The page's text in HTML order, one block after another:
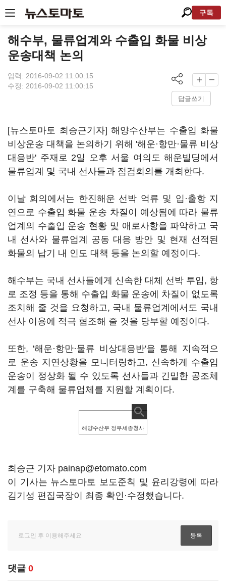
구독
해수부, 물류업계와 수출입 화물 비상
운송대책 논의
입력: 2016-09-02 11:00:15
수정: 2016-09-02 11:00:15
답글쓰기
[뉴스토마토 최승근기자] 해양수산부는 수출입 화물
비상운송 대책을 논의하기 위해 '해운·항만·물류 비상
대응반' 주재로 2일 오후 서울 여의도 해운빌딩에서
물류업계 및 국내 선사들과 점검회의를 개최한다.
이날 회의에서는 한진해운 선박 억류 및 입·출항 지
연으로 수출입 화물 운송 차질이 예상됨에 따라 물류
업계의 수출입 운송 현황 및 애로사항을 파악하고 국
내 선사와 물류업계 공동 대응 방안 및 현재 선적된
화물의 납기 내 인도 대책 등을 논의할 예정이다.
해수부는 국내 선사들에게 신속한 대체 선박 투입, 항
로 조정 등을 통해 수출입 화물 운송에 차질이 없도록
조치해 줄 것을 요청하고, 국내 물류업계에서도 국내
선사 이용에 적극 협조해 줄 것을 당부할 예정이다.
또한, '해운·항만·물류 비상대응반'을 통해 지속적으
로 운송 지연상황을 모니터링하고, 신속하게 수출입
운송이 정상화 될 수 있도록 선사들과 긴밀한 공조체
계를 구축해 물류업체를 지원할 계획이다.
해양수산부 정부세종청사
최승근 기자 painap@etomato.com
이 기사는 뉴스토마토 보도준칙 및 윤리강령에 따라
김기성 편집국장이 최종 확인·수정했습니다.
댓글 0